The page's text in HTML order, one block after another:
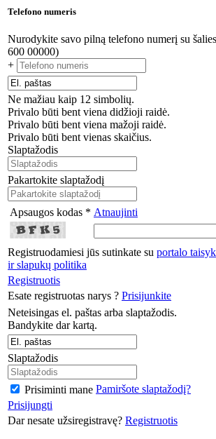
Telefono numeris
Nurodykite savo pilną telefono numerį su
600 00000)
+
Ne mažiau kaip 12 simbolių.
Privalo būti bent viena didžioji raidė.
Privalo būti bent viena mažoji raidė.
Privalo būti bent vienas skaičius.
Slaptažodis
Pakartokite slaptažodį
Apsaugos kodas * Atnaujinti
Registruodamiesi jūs sutinkate su portalo
ir slapukų politika
Registruotis
Esate registruotas narys ? Prisijunkite
Neteisingas el. paštas arba slaptažodis.
Bandykite dar kartą.
Slaptažodis
Prisiminti mane Pamiršote slaptažodį?
Prisijungti
Dar nesate užsiregistravę? Registruotis